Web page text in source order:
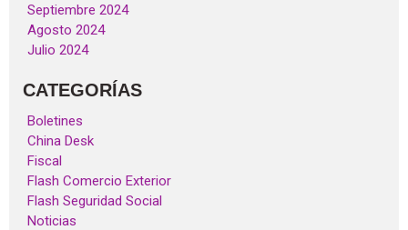
Septiembre 2024
Agosto 2024
Julio 2024
CATEGORÍAS
Boletines
China Desk
Fiscal
Flash Comercio Exterior
Flash Seguridad Social
Noticias